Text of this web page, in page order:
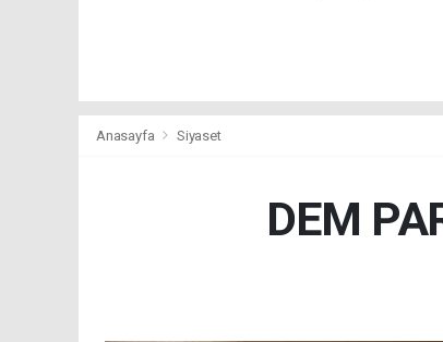
Anasayfa Siyaset
DEM